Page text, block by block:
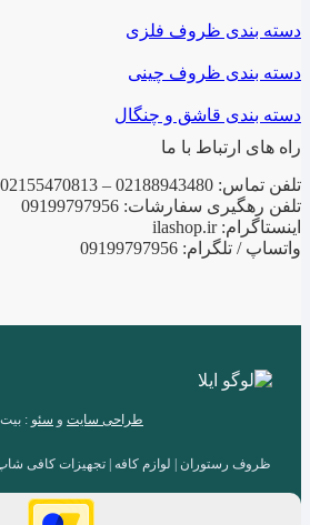
دسته بندی ظروف فلزی
دسته بندی ظروف چینی
دسته بندی قاشق و چنگال
راه های ارتباط با ما
تلفن تماس: 02188943480 – 02155470813 – 02155470280
تلفن رهگیری سفارشات: 09199797956
اینستاگرام: ilashop.ir
واتساپ / تلگرام: 09199797956
طراحی سایت و سئو :
ظروف رستوران | لوازم کافه | تجهیزات کافی